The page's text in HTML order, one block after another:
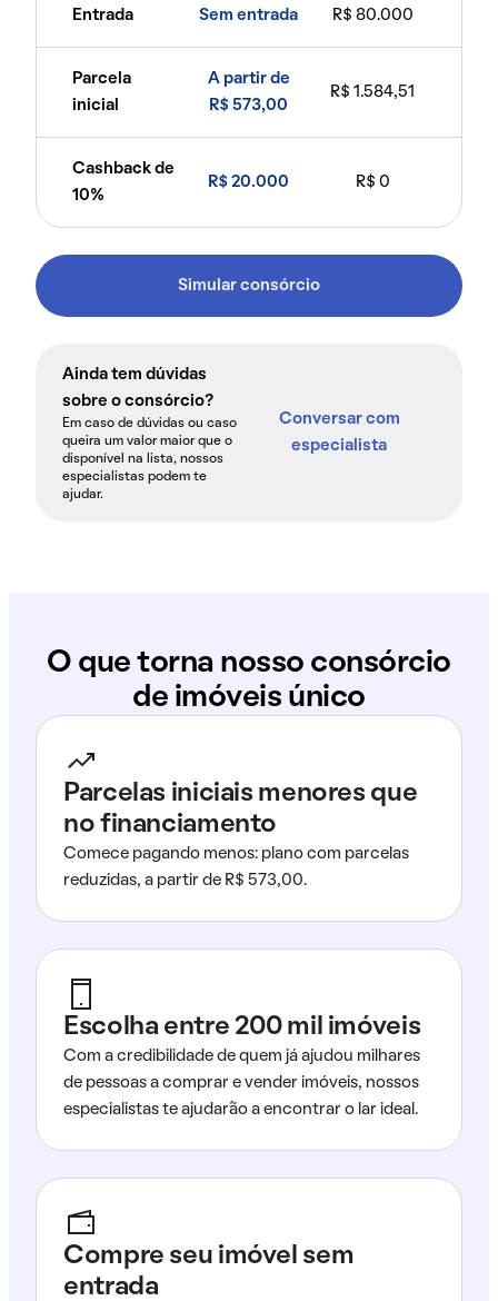
Entrada Sem entrada R$ 80.000
Parcela
inicial
A partir de
R$ 573,00
R$ 1.584,51
Cashback de
10%
R$ 20.000 R$ 0
Simular consórcio
Ainda tem dúvidas
sobre o consórcio?
Em caso de dúvidas ou caso
queira um valor maior que o
disponível na lista, nossos
especialistas podem te
ajudar.
Conversar com
especialista
O que torna nosso consórcio
de imóveis único
Parcelas iniciais menores que
no financiamento
Comece pagando menos: plano com parcelas
reduzidas, a partir de R$ 573,00.
Escolha entre 200 mil imóveis
Com a credibilidade de quem já ajudou milhares
de pessoas a comprar e vender imóveis, nossos
especialistas te ajudarão a encontrar o lar ideal.
Compre seu imóvel sem
entrada